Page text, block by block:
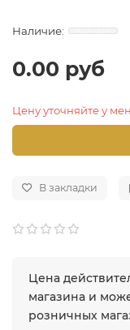
0.00 руб
Цену уточняйте у
В закладки
Цена
магазина и
розничных